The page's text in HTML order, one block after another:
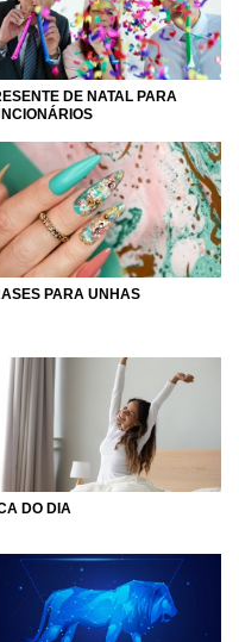
DE NATAL PARA
PARA UNHAS
DO DIA